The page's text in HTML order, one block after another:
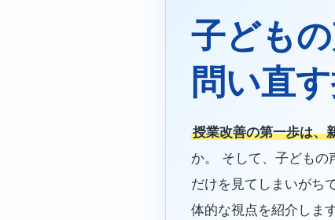
子ども
問い直
授業改善の第一歩は、
か。 そして、子どもの
だけを見てしまいがち
体的な視点を紹介します